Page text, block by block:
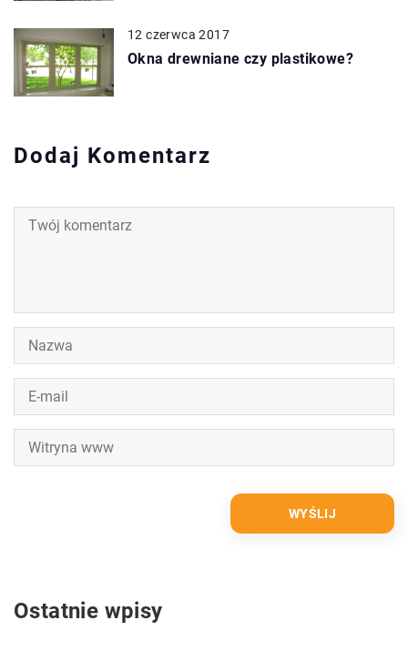
12 czerwca 2017
Okna drewniane czy plastikowe?
Dodaj Komentarz
Ostatnie wpisy